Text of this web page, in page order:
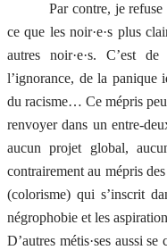
Par contre, je refuse
ce que les noir·e·s plus
autres noir·e·s. C’est
l’ignorance, de la panique
du racisme… Ce mépris
renvoyer dans un entre-
aucun projet global,
contrairement au mépris des
(colorisme) qui s’inscrit
négrophobie et les
D’autres métis·ses aussi